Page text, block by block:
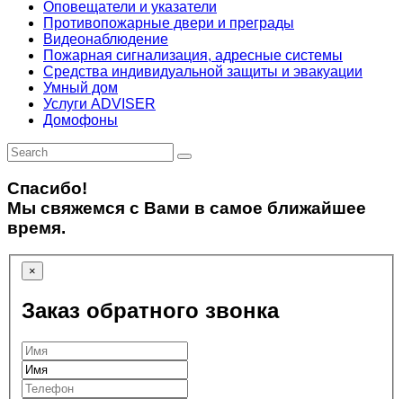
Оповещатели и указатели
Противопожарные двери и преграды
Видеонаблюдение
Пожарная сигнализация, адресные системы
Средства индивидуальной защиты и эвакуации
Умный дом
Услуги ADVISER
Домофоны
Спасибо!
Мы свяжемся с Вами в самое ближайшее
время.
×
Заказ обратного звонка